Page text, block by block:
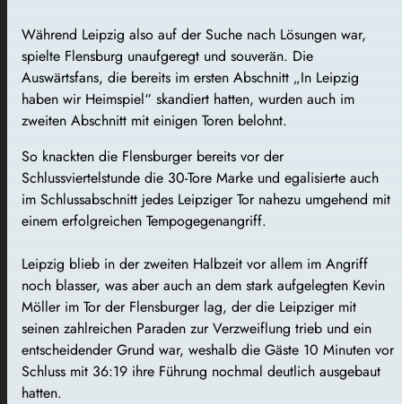
Während Leipzig also auf der Suche nach Lösungen war,
spielte Flensburg unaufgeregt und souverän. Die
Auswärtsfans, die bereits im ersten Abschnitt „In Leipzig
haben wir Heimspiel“ skandiert hatten, wurden auch im
zweiten Abschnitt mit einigen Toren belohnt.
So knackten die Flensburger bereits vor der
Schlussviertelstunde die 30-Tore Marke und egalisierte auch
im Schlussabschnitt jedes Leipziger Tor nahezu umgehend mit
einem erfolgreichen Tempogegenangriff.
Leipzig blieb in der zweiten Halbzeit vor allem im Angriff
noch blasser, was aber auch an dem stark aufgelegten Kevin
Möller im Tor der Flensburger lag, der die Leipziger mit
seinen zahlreichen Paraden zur Verzweiflung trieb und ein
entscheidender Grund war, weshalb die Gäste 10 Minuten vor
Schluss mit 36:19 ihre Führung nochmal deutlich ausgebaut
hatten.